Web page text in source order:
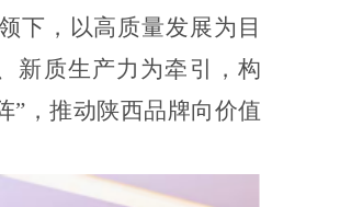
下，以高质量发展为目
新质生产力为牵引，构
”，推动陕西品牌向价值